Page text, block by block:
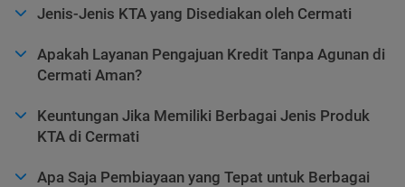
Jenis-Jenis KTA yang Disediakan oleh Cermati
Apakah Layanan Pengajuan Kredit Tanpa Agunan di
Cermati Aman?
Keuntungan Jika Memiliki Berbagai Jenis Produk
KTA di Cermati
Apa Saja Pembiayaan yang Tepat untuk Berbagai